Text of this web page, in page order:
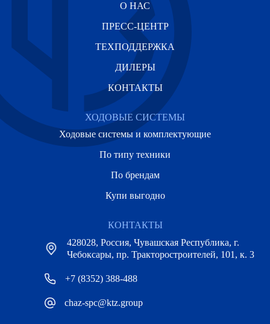
О НАС
ПРЕСС-ЦЕНТР
ТЕХПОДДЕРЖКА
ДИЛЕРЫ
КОНТАКТЫ
ХОДОВЫЕ СИСТЕМЫ
Ходовые системы и комплектующие
По типу техники
По брендам
Купи выгодно
КОНТАКТЫ
428028, Россия, Чувашская Республика, г.
Чебоксары, пр. Тракторостроителей, 101, к. 3
+7 (8352) 388-488
chaz-spc@ktz.group